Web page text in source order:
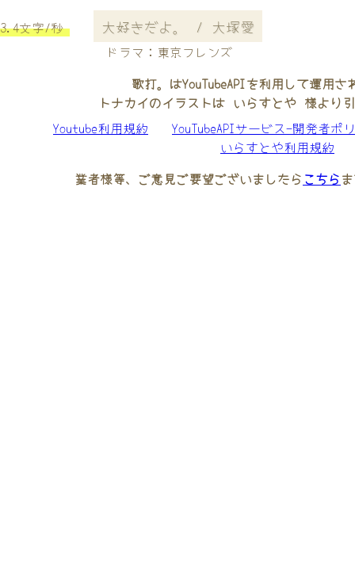
3.4文字/秒 大好きだよ。 / 大塚愛
ドラマ：東京フレンズ
歌打。はYouTubeAPIを利用して運用さ
トナカイのイラストは いらすとや 様より
Youtube利用規約
YouTubeAPIサービス-開発者ポ
いらすとや利用規約
業者様等、ご意見ご要望ございましたら こちら